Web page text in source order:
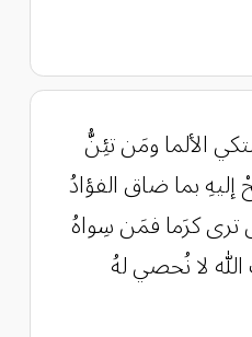
الألما ومَن تئِنُّ
بما ضاق الفؤادُ
ترى كرَما فمَن سِواهُ
لا نُحصي لهُ